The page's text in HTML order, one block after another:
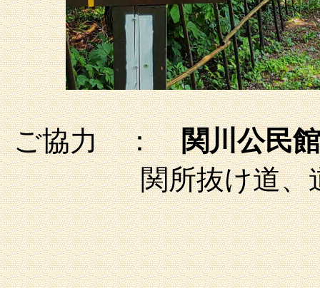
ご協力 ：関川公民
関所抜け道